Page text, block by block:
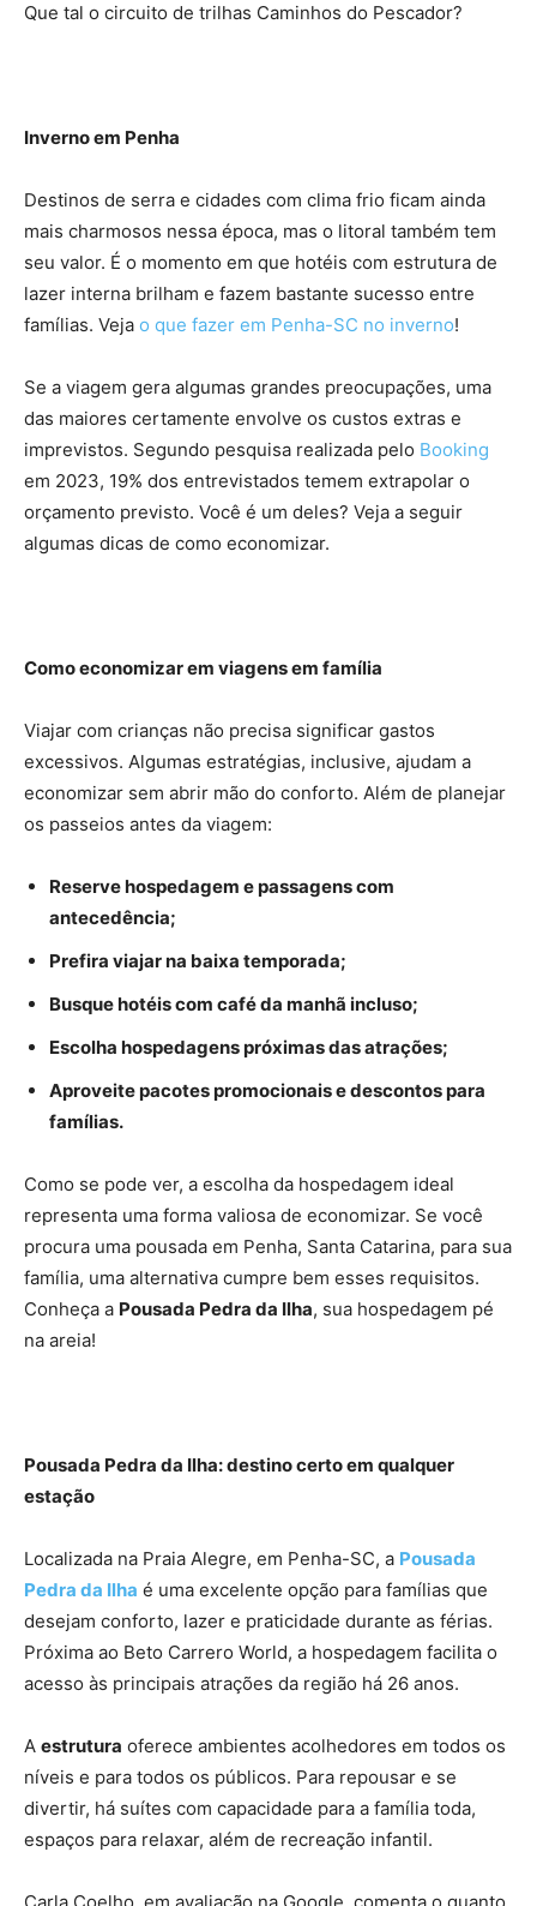
Que tal o circuito de trilhas Caminhos do Pescador?
Inverno em Penha
Destinos de serra e cidades com clima frio ficam ainda
mais charmosos nessa época, mas o litoral também tem
seu valor. É o momento em que hotéis com estrutura de
lazer interna brilham e fazem bastante sucesso entre
famílias. Veja o que fazer em Penha-SC no inverno!
Se a viagem gera algumas grandes preocupações, uma
das maiores certamente envolve os custos extras e
imprevistos. Segundo pesquisa realizada pelo Booking
em 2023, 19% dos entrevistados temem extrapolar o
orçamento previsto. Você é um deles? Veja a seguir
algumas dicas de como economizar.
Como economizar em viagens em família
Viajar com crianças não precisa significar gastos
excessivos. Algumas estratégias, inclusive, ajudam a
economizar sem abrir mão do conforto. Além de planejar
os passeios antes da viagem:
Reserve hospedagem e passagens com
antecedência;
Prefira viajar na baixa temporada;
Busque hotéis com café da manhã incluso;
Escolha hospedagens próximas das atrações;
Aproveite pacotes promocionais e descontos para
famílias.
Como se pode ver, a escolha da hospedagem ideal
representa uma forma valiosa de economizar. Se você
procura uma pousada em Penha, Santa Catarina, para sua
família, uma alternativa cumpre bem esses requisitos.
Conheça a Pousada Pedra da Ilha, sua hospedagem pé
na areia!
Pousada Pedra da Ilha: destino certo em qualquer
estação
Localizada na Praia Alegre, em Penha-SC, a Pousada
Pedra da Ilha é uma excelente opção para famílias que
desejam conforto, lazer e praticidade durante as férias.
Próxima ao Beto Carrero World, a hospedagem facilita o
acesso às principais atrações da região há 26 anos.
A estrutura oferece ambientes acolhedores em todos os
níveis e para todos os públicos. Para repousar e se
divertir, há suítes com capacidade para a família toda,
espaços para relaxar, além de recreação infantil.